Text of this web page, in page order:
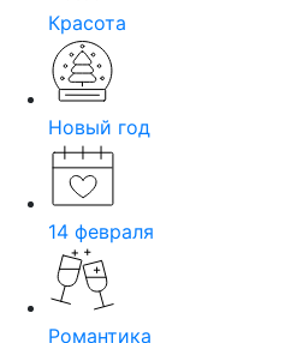
Красота
Новый год
14 февраля
Романтика